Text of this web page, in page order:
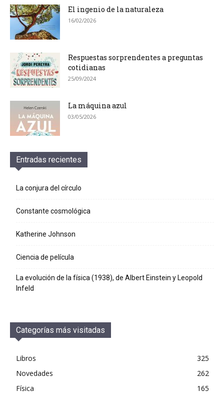
El ingenio de la naturaleza
16/02/2026
Respuestas sorprendentes a preguntas
cotidianas
25/09/2024
La máquina azul
03/05/2026
Entradas recientes
La conjura del círculo
Constante cosmológica
Katherine Johnson
Ciencia de película
La evolución de la física (1938), de Albert Einstein y Leopold
Infeld
Categorías más visitadas
Libros
325
Novedades
262
Física
165